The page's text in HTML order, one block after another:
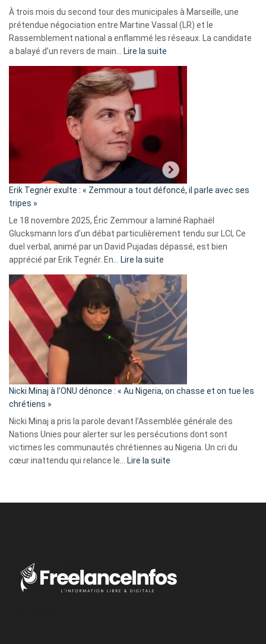
À trois mois du second tour des municipales à Marseille, une
prétendue négociation entre Martine Vassal (LR) et le
Rassemblement national a enflammé les réseaux. La candidate
a balayé d’un revers de main… Lire la suite
d’alliance
secrète
«
C’est
fake
news
»
Erik Tegnér exulte : « Zemmour a tout défoncé, il parle avec ses
tripes »
Le 18 novembre 2025, Éric Zemmour a laminé Raphaël
Glucksmann lors d’un débat particulièrement tendu sur LCI, Ce
duel verbal, animé par un David Pujadas dépassé, est bien
apprécié par Erik Tegnér. En… Lire la suite
Tegnér
exulte
« Zemmour
a
tout
parle
ses
tripes »
Nicki Minaj à l’ONU dénonce : « Au Nigeria, on chasse et on tue les
chrétiens »
Nicki Minaj a pris la parole devant l’Assemblée générale des
Nations Unies pour alerter sur les persécutions dont sont
victimes les communautés chrétiennes au Nigeria. Un cri du
cœur inattendu qui relance le… Lire la suite
Nigeria,